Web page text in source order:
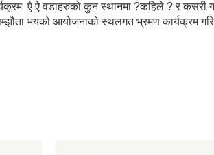
ऐ ऐ वडाहरुको कुन स्थानमा ?कहिले ? र कसरी
भयको आयोजनाको स्थलगत भ्रमण कार्यक्रम